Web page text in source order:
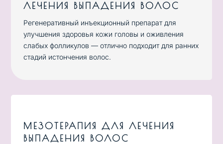
ЛЕЧЕНИЯ ВЫПАДЕНИЯ ВОЛОС
Регенеративный инъекционный препарат для
улучшения здоровья кожи головы и оживления
слабых фолликулов — отлично подходит для ранних
стадий истончения волос.
МЕЗОТЕРАПИЯ ДЛЯ ЛЕЧЕНИЯ
ВЫПАДЕНИЯ ВОЛОС